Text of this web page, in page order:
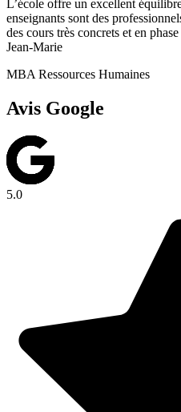
L’école offre un excellent
enseignants sont des
des cours très concrets et en
Jean-Marie
MBA Ressources Humaines
Avis Google
5.0